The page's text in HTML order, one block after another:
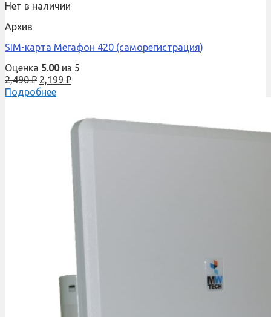
Нет в наличии
Архив
SIM-карта Мегафон 420 (саморегистрация)
Оценка 5.00из 5
2,490₽ 2,199 ₽
Подробнее